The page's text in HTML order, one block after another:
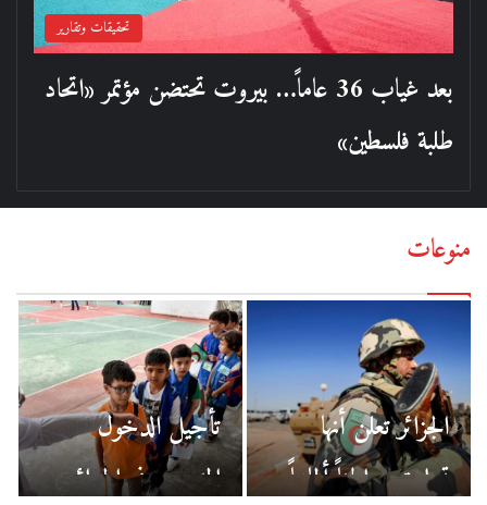
تحقيقات وتقارير
بعد غياب 36 عاماً… بيروت تحتضن مؤتمر «اتحاد
طلبة فلسطين»
منوعات
الجزائر تعلن أنها
تسلمت مواطناً ألمانياً
تأجيل الدخول
المدرسي في الجزائر